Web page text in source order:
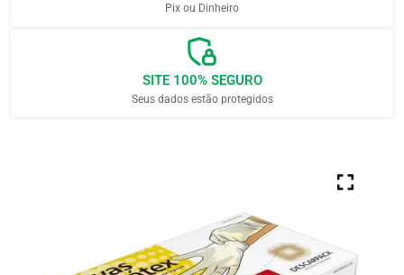
Pix ou Dinheiro
SITE 100% SEGURO
Seus dados estão protegidos